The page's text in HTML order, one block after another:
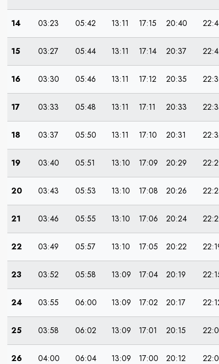
14 03:23 05:42 13:11 17:15 20:40
15 03:27 05:44 13:11 17:14 20:37
16 03:30 05:46 13:11 17:12 20:35
17 03:33 05:48 13:11 17:11 20:33
18 03:37 05:50 13:11 17:10 20:31
19 03:40 05:51 13:10 17:09 20:29
20 03:43 05:53 13:10 17:08 20:26
21 03:46 05:55 13:10 17:06 20:24
22 03:49 05:57 13:10 17:05 20:22
23 03:52 05:58 13:09 17:04 20:19
24 03:55 06:00 13:09 17:02 20:17
25 03:58 06:02 13:09 17:01 20:15
26 04:00 06:04 13:09 17:00 20:12